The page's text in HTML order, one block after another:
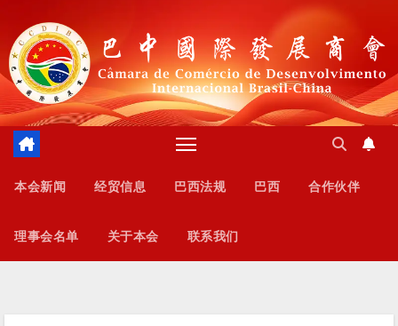
内
本会新闻 经贸信息 巴西法规 巴西 合作伙伴
理事会名单 关于本会 联系我们